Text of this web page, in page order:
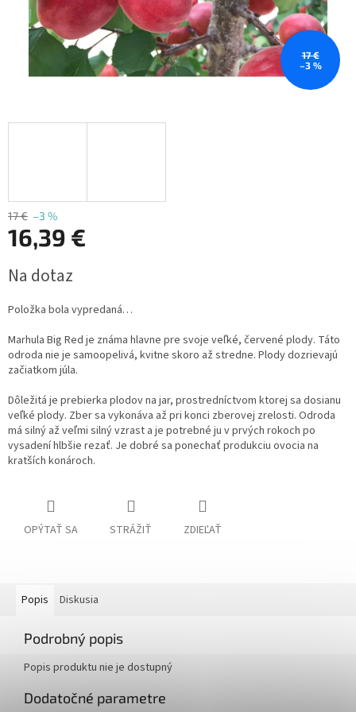
17 €
–3 %
17 € –3 %
16,39 €
cena:
Na dotaz
Položka bola vypredaná…
Marhula Big Red je známa hlavne pre svoje veľké, červené plody. Táto
odroda nie je samoopelivá, kvitne skoro až stredne. Plody dozrievajú
začiatkom júla.
Dôležitá je prebierka plodov na jar, prostredníctvom ktorej sa dosianu
veľké plody. Zber sa vykonáva až pri konci zberovej zrelosti. Odroda
má silný až veľmi silný vzrast a je potrebné ju v prvých rokoch po
vysadení hlbšie rezať. Je dobré sa ponechať produkciu ovocia na
kratších konároch.
OPÝTAŤ SA STRÁŽIŤ ZDIEĽAŤ
Popis Diskusia
Podrobný popis
Popis produktu nie je dostupný
Dodatočné parametre